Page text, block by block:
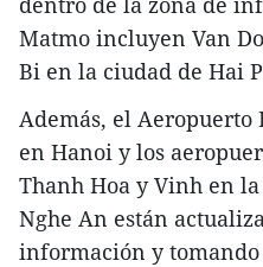
Matmo incluyen Van
Bi en la ciudad de Hai
Además, el
en Hanoi y los
Thanh Hoa y Vinh en
Nghe An están
información y tomando